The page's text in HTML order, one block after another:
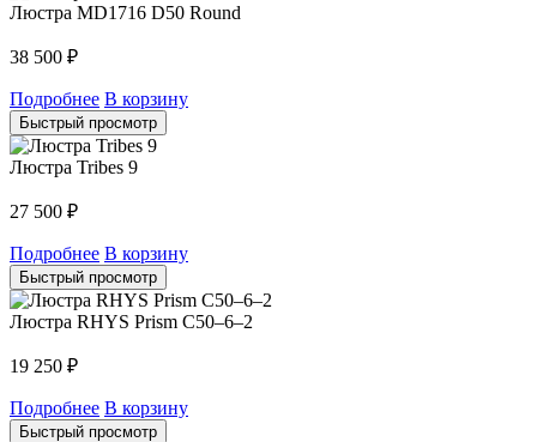
Люстра MD1716 D50 Round
38 500 ₽
Подробнее В корзину
Быстрый просмотр
Люстра Tribes 9
27 500 ₽
Подробнее В корзину
Быстрый просмотр
Люстра RHYS Prism C50–6–2
19 250 ₽
Подробнее В корзину
Быстрый просмотр